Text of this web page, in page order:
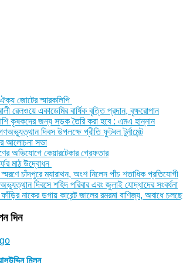
জোটের স্মারকলিপি
রেলওয়ে একাডেমির বার্ষিক বৃত্তি প্রদান, বৃক্ষরোপান
কৃষকদের জন্য সড়ক তৈরি করা হবে : এমএ হান্নান
দিবস উপলক্ষে প্রীতি ফুটবল টুর্নামেন্ট
আলোচনা সভা
অভিযোগে কেয়ারটেকার গ্রেফতার
মাঠ উদ্বোধন
চাঁদপুরে ম্যারাথন, অংশ নিলেন পাঁচ শতাধিক প্রতিযোগী
দিবসে শহিদ পরিবার এবং জুলাই যোদ্ধাদের সংবর্ধনা
নাকের ডগায় কারেন্ট জালের রমরমা বাণিজ্য, অবাধে
দিন
মিলন